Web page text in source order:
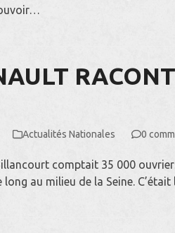
Actualités Nationales 0
comptait 35 000
long au milieu de la Seine.